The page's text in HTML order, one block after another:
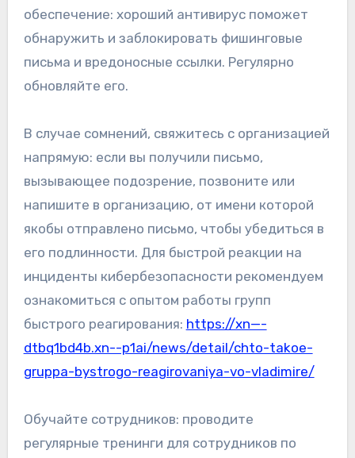
обеспечение: хороший антивирус поможет
обнаружить и заблокировать фишинговые
письма и вредоносные ссылки. Регулярно
обновляйте его.
В случае сомнений, свяжитесь с организацией
напрямую: если вы получили письмо,
вызывающее подозрение, позвоните или
напишите в организацию, от имени которой
якобы отправлено письмо, чтобы убедиться в
его подлинности. Для быстрой реакции на
инциденты кибербезопасности рекомендуем
ознакомиться с опытом работы групп
быстрого реагирования: https://xn—-
dtbq1bd4b.xn--p1ai/news/detail/chto-takoe-
gruppa-bystrogo-reagirovaniya-vo-vladimire/
Обучайте сотрудников: проводите
регулярные тренинги для сотрудников по